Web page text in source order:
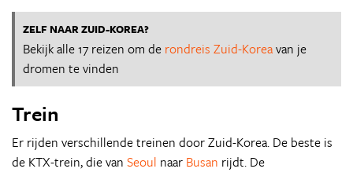
ZELF NAAR ZUID-KOREA?
Bekijk alle 17 reizen om de rondreis Zuid-Koreavan je
dromen te vinden
Trein
Er rijden verschillende treinen door Zuid-Korea. De beste is
de KTX-trein, die van Seoul naar Busan rijdt. De